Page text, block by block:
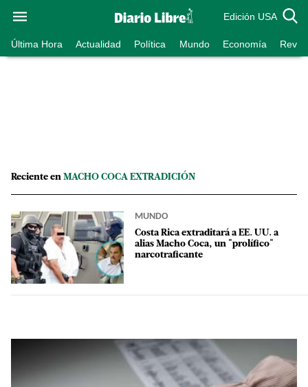
Edición USA
Última Hora Actualidad Política Mundo Economía
Reciente en MACHO COCA EXTRADICIÓN
MUNDO
Costa Rica extraditará a EE. UU. a
alias Macho Coca, un "prolífico"
narcotraficante